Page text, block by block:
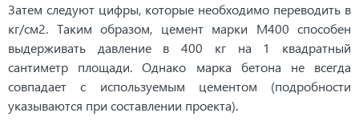
Затем следуют цифры, которые необходимо переводить в
кг/см2. Таким образом, цемент марки М400 способен
выдерживать давление в 400 кг на 1 квадратный
сантиметр площади. Однако марка бетона не всегда
совпадает с используемым цементом (подробности
указываются при составлении проекта).